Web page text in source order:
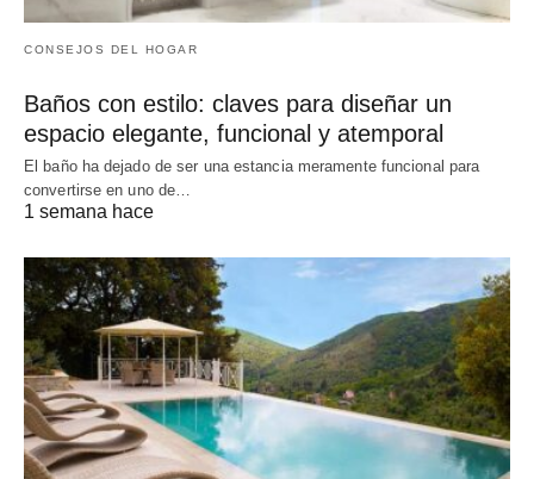
CONSEJOS DEL HOGAR
Baños con estilo: claves para diseñar un
espacio elegante, funcional y atemporal
El baño ha dejado de ser una estancia meramente funcional para
convertirse en uno de…
1 semana hace